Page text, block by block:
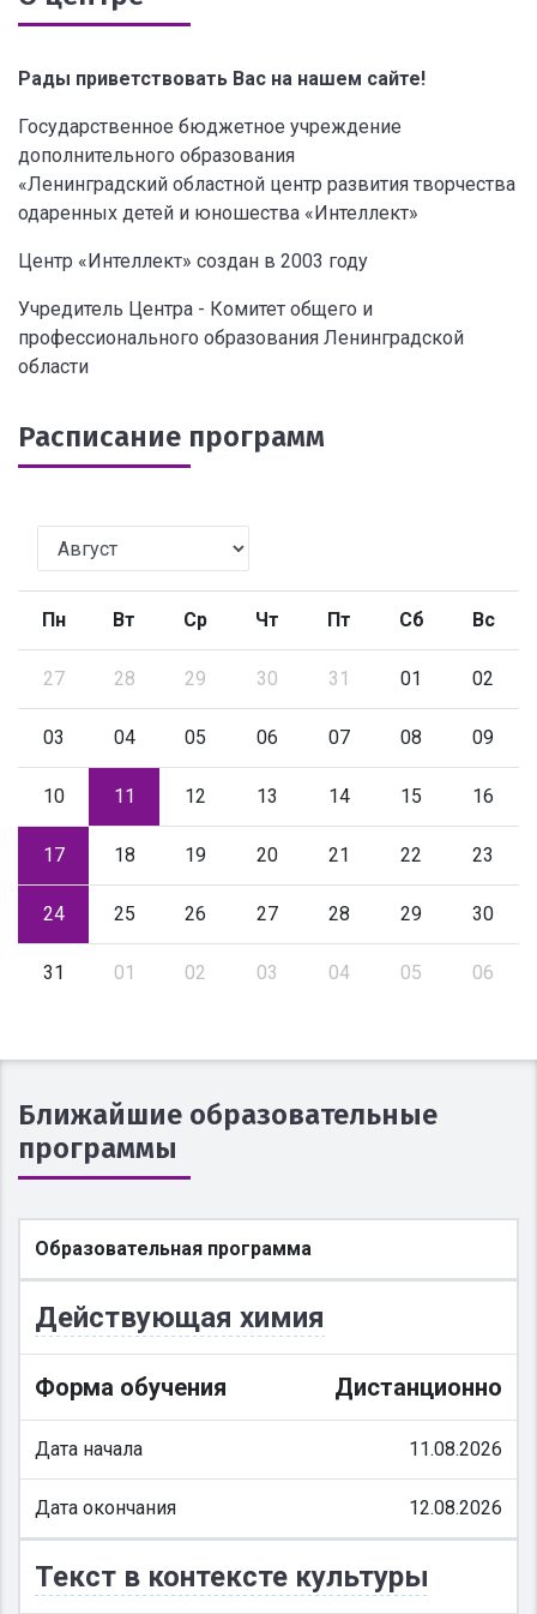
Рады приветствовать Вас на нашем сайте!
Государственное бюджетное учреждение
дополнительного образования
«Ленинградский областной центр развития творчества
одаренных детей и юношества «Интеллект»
Центр «Интеллект» создан в 2003 году
Учредитель Центра - Комитет общего и
профессионального образования Ленинградской
области
Расписание программ
Пн Вт Ср Чт Пт Сб Вс
27 28 29 30 31 01 02
03 04 05 06 07 08 09
10 11 12 13 14 15 16
17 18 19 20 21 22 23
24 25 26 27 28 29 30
31 01 02 03 04 05 06
Ближайшие образовательные
программы
Образовательная программа
Действующая химия
Форма обучения Дистанционно
Дата начала 11.08.2026
Дата окончания 12.08.2026
Текст в контексте культуры